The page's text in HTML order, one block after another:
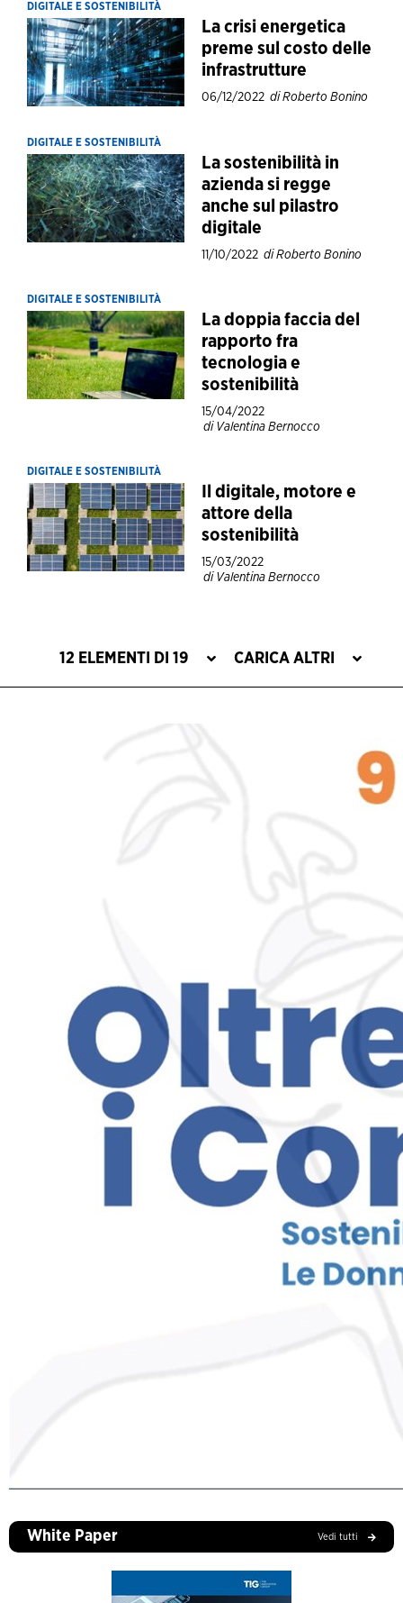
DIGITALE E SOSTENIBILITÀ
La crisi energetica
preme sul costo delle
infrastrutture
06/12/2022 di Roberto Bonino
DIGITALE E SOSTENIBILITÀ
La sostenibilità in
azienda si regge
anche sul pilastro
digitale
11/10/2022 di Roberto Bonino
DIGITALE E SOSTENIBILITÀ
La doppia faccia del
rapporto fra
tecnologia e
sostenibilità
15/04/2022
di Valentina Bernocco
DIGITALE E SOSTENIBILITÀ
Il digitale, motore e
attore della
sostenibilità
15/03/2022
di Valentina Bernocco
12 ELEMENTI DI 19 CARICA ALTRI
White Paper Vedi tutti